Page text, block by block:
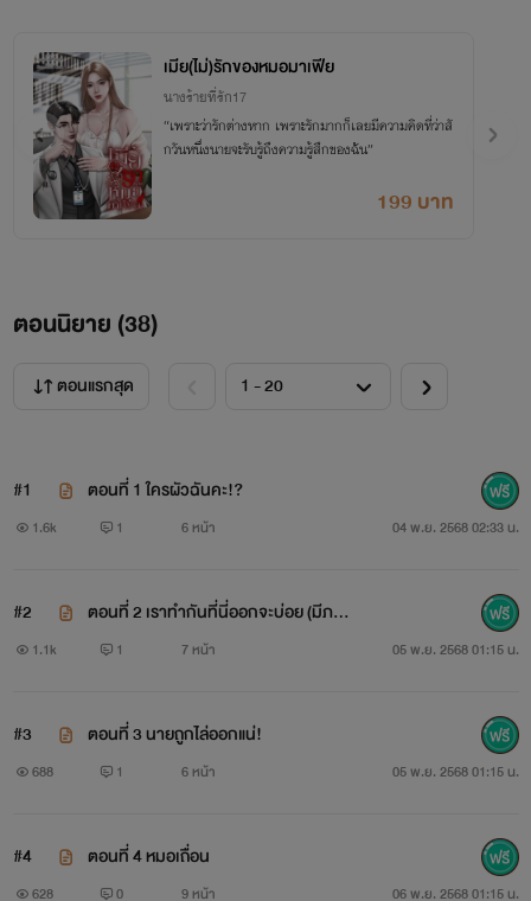
เมีย(ไม่)รักของหมอมาเฟีย
นางร้ายที่รัก17
“เพราะว่ารักต่างหาก เพราะรักมากก็เลยมีความคิดที่ว่าสั
กวันหนึ่งนายจะรับรู้ถึงความรู้สึกของฉัน”
199 บาท
ตอนนิยาย (38)
ตอนแรกสุด
#1 ตอนที่ 1 ใครผัวฉันคะ!?
1.6k 1 6 หน้า 04 พ.ย. 2568 02:33 น.
#2
ตอนที่ 2 เราทำกันที่นี่ออกจะบ่อย (มีภา
พประกอบก่อนลบ)
1.1k 1 7 หน้า 05 พ.ย. 2568 01:15 น.
#3 ตอนที่ 3 นายถูกไล่ออกแน่!
688 1 6 หน้า 05 พ.ย. 2568 01:15 น.
#4 ตอนที่ 4 หมอเถื่อน
628 0 9 หน้า 06 พ.ย. 2568 01:15 น.